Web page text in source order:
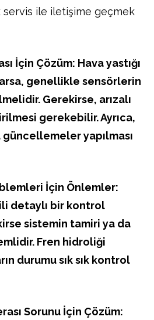
ile iletişime geçmek
İçin Çözüm: Hava yastığı
genellikle sensörlerin
Gerekirse, arızalı
gerekebilir. Ayrıca,
güncellemeler yapılması
İçin Önlemler:
detaylı bir kontrol
sistemin tamiri ya da
Fren hidroliği
durumu sık sık kontrol
Sorunu İçin Çözüm: